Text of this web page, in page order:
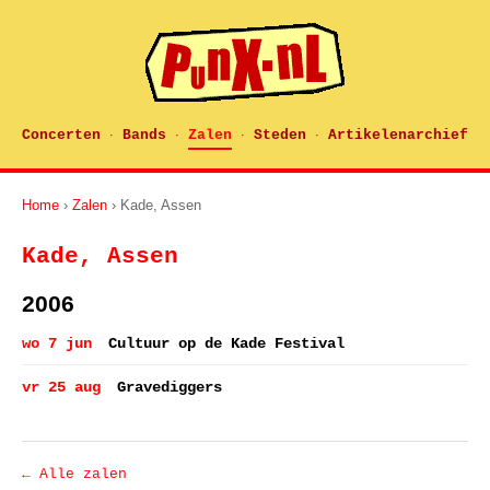
Concerten · Bands · Zalen · Steden · Artikelenarchief
Home › Zalen › Kade, Assen
Kade, Assen
2006
wo 7 jun Cultuur op de Kade Festival
vr 25 aug Gravediggers
← Alle zalen